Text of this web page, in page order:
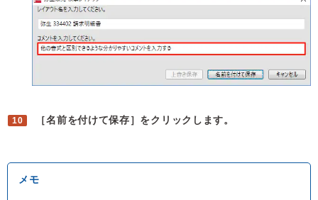
［名前を付けて保存］をクリックします。